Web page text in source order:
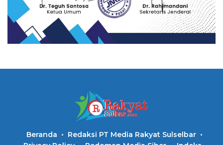
Beranda
Redaksi PT Media Rakyat Sulselbar